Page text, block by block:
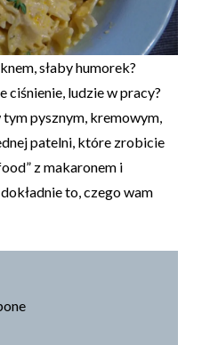
słaby humorek?
ciśnienie, ludzie w pracy?
pysznym, kremowym,
patelni, które zrobicie
z makaronem i
to, czego wam